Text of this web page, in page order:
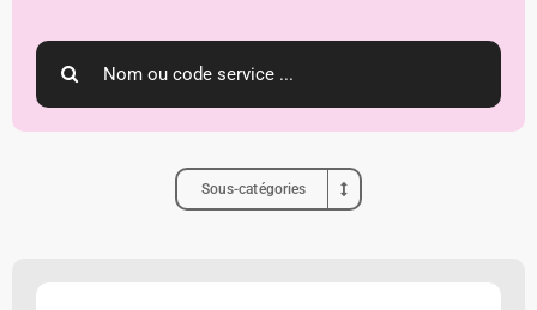
Search
for:
Sous-catégories